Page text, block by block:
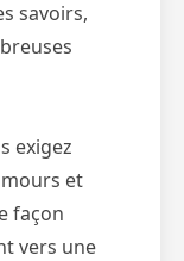
savoirs,
exigez
et
façon
vers une